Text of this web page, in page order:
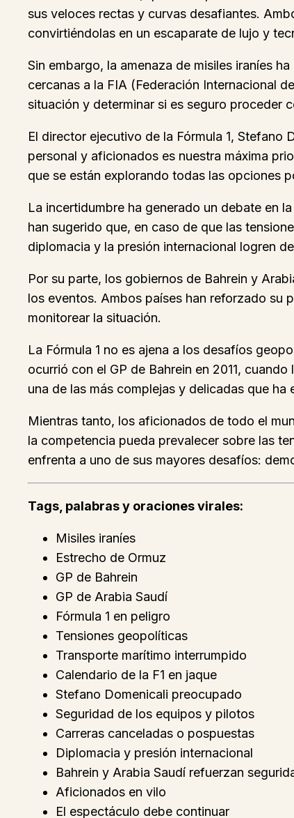
sus veloces rectas y curvas desafiantes.
convirtiéndolas en un escaparate de lujo y
Sin embargo, la amenaza de misiles iraníes
cercanas a la FIA (Federación Internacional
situación y determinar si es seguro proceder
El director ejecutivo de la Fórmula 1,
personal y aficionados es nuestra máxima
que se están explorando todas las opciones
La incertidumbre ha generado un debate en
han sugerido que, en caso de que las
diplomacia y la presión internacional logren
Por su parte, los gobiernos de Bahrein y
los eventos. Ambos países han reforzado su
monitorear la situación.
La Fórmula 1 no es ajena a los desafíos
ocurrió con el GP de Bahrein en 2011,
una de las más complejas y delicadas que
Mientras tanto, los aficionados de todo el
la competencia pueda prevalecer sobre las
enfrenta a uno de sus mayores desafíos:
Tags, palabras y oraciones virales:
Misiles iraníes
Estrecho de Ormuz
GP de Bahrein
GP de Arabia Saudí
Fórmula 1 en peligro
Tensiones geopolíticas
Transporte marítimo interrumpido
Calendario de la F1 en jaque
Stefano Domenicali preocupado
Seguridad de los equipos y pilotos
Carreras canceladas o pospuestas
Diplomacia y presión internacional
Bahrein y Arabia Saudí refuerzan
Aficionados en vilo
El espectáculo debe continuar